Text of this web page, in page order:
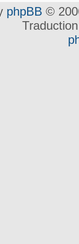
phpBB ©